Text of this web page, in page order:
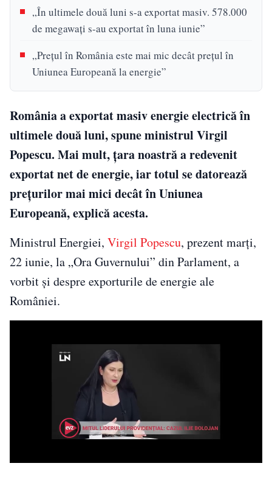
„În ultimele două luni s-a exportat masiv. 578.000
de megawaţi s-au exportat în luna iunie”
„Preţul în România este mai mic decât preţul în
Uniunea Europeană la energie”
România a exportat masiv energie electrică în
ultimele două luni, spune ministrul Virgil
Popescu. Mai mult, ţara noastră a redevenit
exportat net de energie, iar totul se datorează
preţurilor mai mici decât în Uniunea
Europeană, explică acesta.
Ministrul Energiei, Virgil Popescu, prezent marţi,
22 iunie, la „Ora Guvernului” din Parlament, a
vorbit şi despre exporturile de energie ale
României.